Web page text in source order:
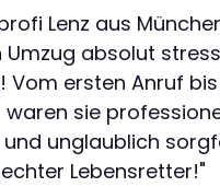
Lenz aus
Umzug absolut
Vom ersten Anruf
waren sie
unglaublich
echter Lebensretter!"